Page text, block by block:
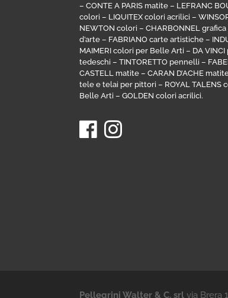
–CONTE A PARIS matite – LEFRANC
colori – LIQUITEX colori acrilici –
NEWTON colori –CHARBONNEL
d’arte – FABRIANO carte artistiche –
MAIMERI colori per Belle Arti – DA
tedeschi –TINTORETTO pennelli –
CASTELL matite –CARAN D’ACHE
tele e telai per pittori – ROYAL TALENS
Belle Arti –GOLDEN colori acrilici.
Pellegrini Walter & C. srl via Brera